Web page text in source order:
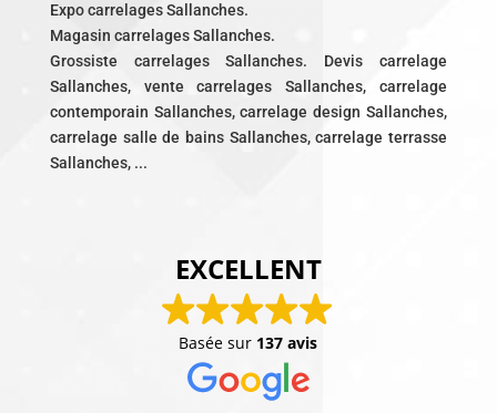
Expo carrelages Sallanches.
Magasin carrelages Sallanches.
Grossiste carrelages Sallanches. Devis carrelage
Sallanches, vente carrelages Sallanches, carrelage
contemporain Sallanches, carrelage design Sallanches,
carrelage salle de bains Sallanches, carrelage terrasse
Sallanches, ...
EXCELLENT
Basée sur 137 avis